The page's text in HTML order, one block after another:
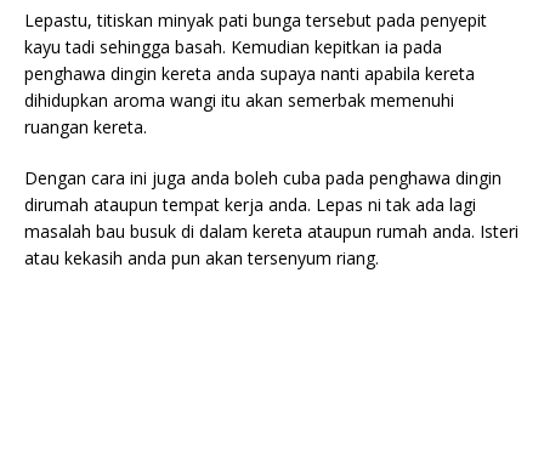
Lepastu, titiskan minyak pati bunga tersebut pada penyepit
kayu tadi sehingga basah. Kemudian kepitkan ia pada
penghawa dingin kereta anda supaya nanti apabila kereta
dihidupkan aroma wangi itu akan semerbak memenuhi
ruangan kereta.
Dengan cara ini juga anda boleh cuba pada penghawa dingin
dirumah ataupun tempat kerja anda. Lepas ni tak ada lagi
masalah bau busuk di dalam kereta ataupun rumah anda. Isteri
atau kekasih anda pun akan tersenyum riang.